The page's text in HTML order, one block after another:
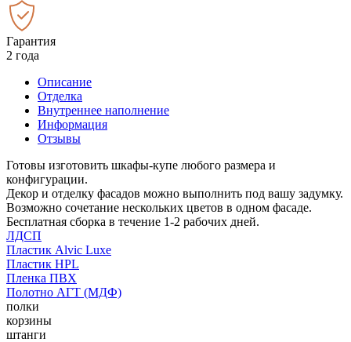
Гарантия
2 года
Описание
Отделка
Внутреннее наполнение
Информация
Отзывы
Готовы изготовить шкафы-купе любого размера и
конфигурации.
Декор и отделку фасадов можно выполнить под вашу задумку.
Возможно сочетание нескольких цветов в одном фасаде.
Бесплатная сборка в течение 1-2 рабочих дней.
ЛДСП
Пластик Alvic Luxe
Пластик HPL
Пленка ПВХ
Полотно АГТ (МДФ)
полки
корзины
штанги